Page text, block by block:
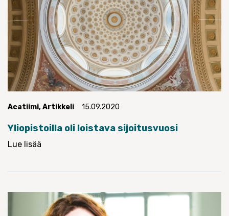
Acatiimi,Artikkeli 15.09.2020
Yliopistoilla oli loistava sijoitusvuosi
Lue lisää